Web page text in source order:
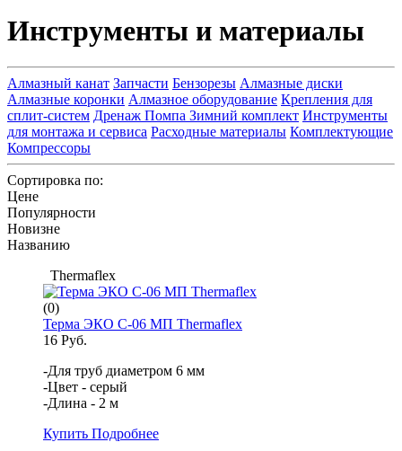
Инструменты и материалы
Алмазный канат Запчасти Бензорезы Алмазные диски
Алмазные коронки Алмазное оборудование Крепления для
сплит-систем Дренаж Помпа Зимний комплект Инструменты
для монтажа и сервиса Расходные материалы Комплектующие
Компрессоры
Сортировка по:
Цене
Популярности
Новизне
Названию
Thermaflex
(0)
Терма ЭКО С-06 МП Thermaflex
16 Руб.
-Для труб диаметром 6 мм
-Цвет - серый
-Длина - 2 м
Купить Подробнее